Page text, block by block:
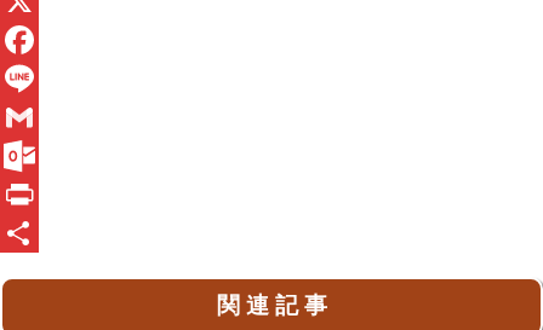
X
F
a
c
e
b
L
n
e
G
m
a
O
uP
関 連 記 事